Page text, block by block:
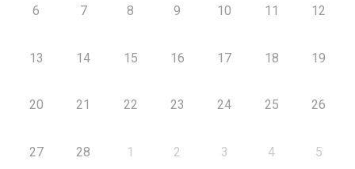
6 7 8 9 10 11 12
13 14 15 16 17 18 19
20 21 22 23 24 25 26
27 28 1 2 3 4 5